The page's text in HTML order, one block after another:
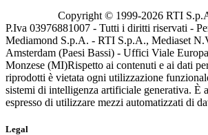
Copyright © 1999-2026 RTI
P.Iva 03976881007 - Tutti i diritti riservati -
Mediamond S.p.A. - RTI S.p.A., Mediaset
Amsterdam (Paesi Bassi) - Uffici Viale
Monzese (MI)Rispetto ai contenuti e ai dati
riprodotti è vietata ogni utilizzazione
sistemi di intelligenza artificiale generativa. È
espresso di utilizzare mezzi automatizzati di
Legal